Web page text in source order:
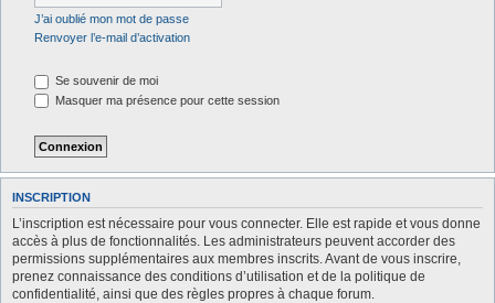
J’ai oublié mon mot de passe
Renvoyer l’e-mail d’activation
Se souvenir de moi
Masquer ma présence pour cette session
INSCRIPTION
L’inscription est nécessaire pour vous connecter. Elle est rapide et vous donne
accès à plus de fonctionnalités. Les administrateurs peuvent accorder des
permissions supplémentaires aux membres inscrits. Avant de vous inscrire,
prenez connaissance des conditions d’utilisation et de la politique de
confidentialité, ainsi que des règles propres à chaque forum.